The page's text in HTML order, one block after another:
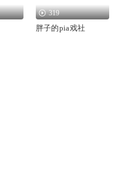
319
胖子的pia戏社